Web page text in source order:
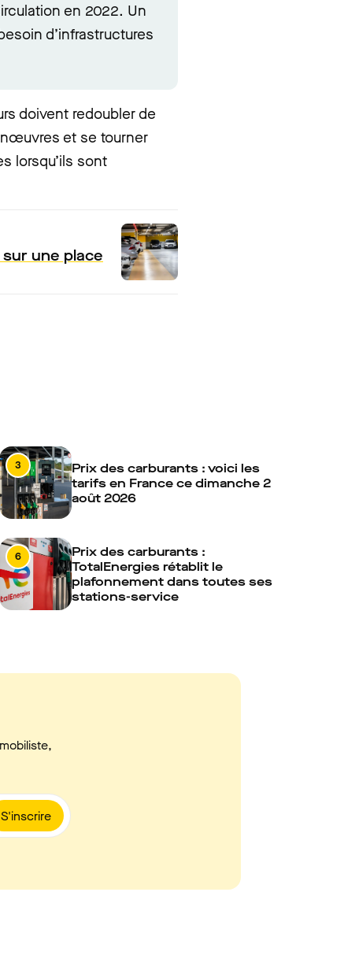
en 2022. Un
d’infrastructures
doivent redoubler de
et se tourner
lorsqu’ils sont
une place
3
Prix des carburants : voici les
tarifs en France ce dimanche 2
août 2026
6
Prix des carburants :
TotalEnergies rétablit le
plafonnement dans toutes ses
stations-service
S'inscrire